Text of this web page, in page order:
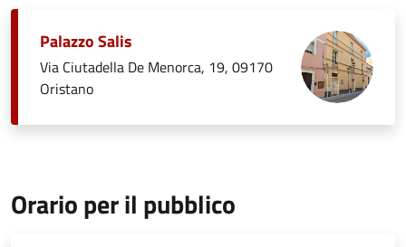
Palazzo Salis
Via Ciutadella De Menorca, 19, 09170
Oristano
Orario per il pubblico